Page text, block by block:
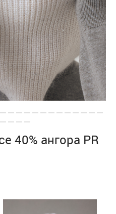
40% ангора PR